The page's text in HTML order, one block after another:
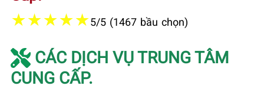
★★★★★5/5 (1467 bầu chọn)
CÁC DỊCH VỤ TRUNG TÂM
CUNG CẤP.